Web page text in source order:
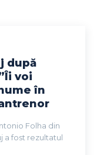
după
voi
în
Folha din
a fost rezultatul